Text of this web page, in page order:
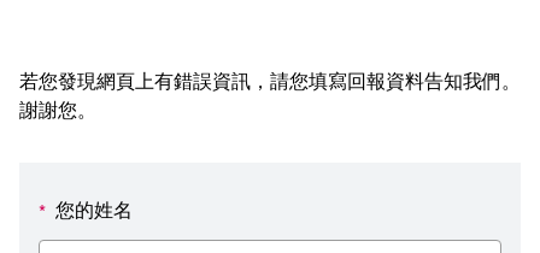
活動研習
歷史訊息
空大有利的學習條件
環境設備
資訊圖像化專區
活動花絮
校長室
教務處課務組
通識教育中心
法律學系
其他好站
資訊相關法規
校務資訊
新生報名
在學資訊
若您發現網頁上有錯誤資訊，請您填寫回報資料告知我們。
謝謝您。
* 您的姓名